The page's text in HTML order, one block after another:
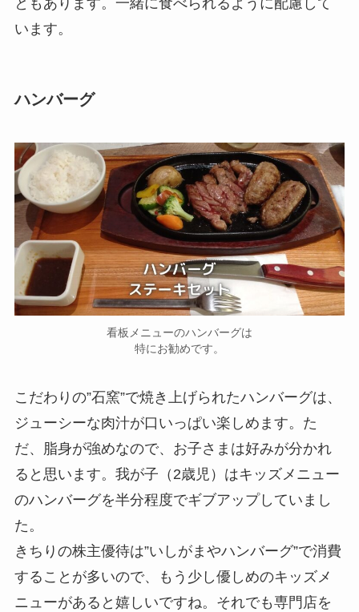
ともあります。一緒に食べられるように配慮して
います。
ハンバーグ
看板メニューのハンバーグは
特にお勧めです。
こだわりの”石窯”で焼き上げられたハンバーグは、
ジューシーな肉汁が口いっぱい楽しめます。た
だ、脂身が強めなので、お子さまは好みが分かれ
ると思います。我が子（2歳児）はキッズメニュー
のハンバーグを半分程度でギブアップしていまし
た。
きちりの株主優待は”いしがまやハンバーグ”で消費
することが多いので、もう少し優しめのキッズメ
ニューがあると嬉しいですね。それでも専門店を